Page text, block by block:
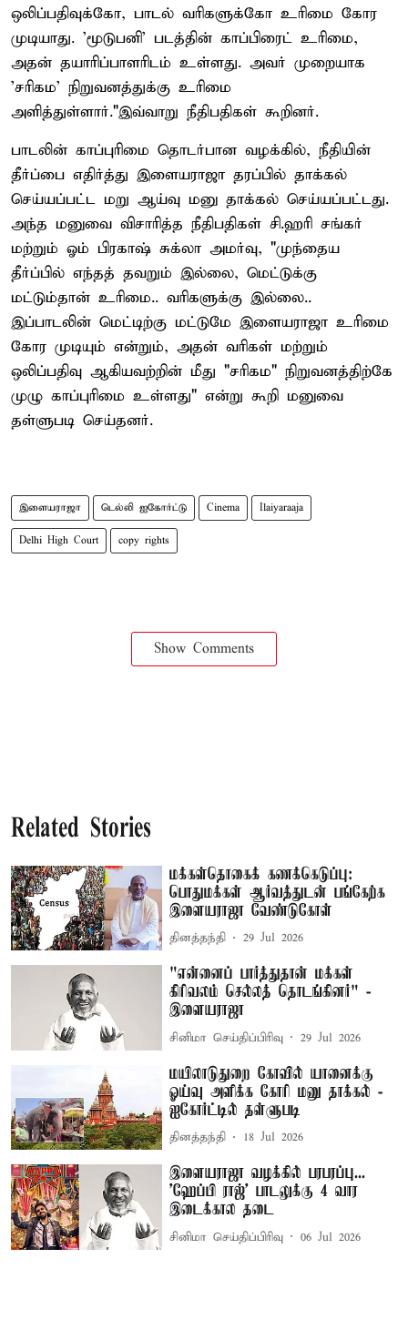
ஒலிப்பதிவுக்கோ, பாடல் வரிகளுக்கோ உரிமை கோர
முடியாது. 'மூடுபனி' படத்தின் காப்பிரைட் உரிமை,
அதன் தயாரிப்பாளரிடம் உள்ளது. அவர் முறையாக
'சரிகம' நிறுவனத்துக்கு உரிமை
அளித்துள்ளார்."இவ்வாறு நீதிபதிகள் கூறினர்.
பாடலின் காப்புரிமை தொடர்பான வழக்கில், நீதியின்
தீர்ப்பை எதிர்த்து இளையராஜா தரப்பில் தாக்கல்
செய்யப்பட்ட மறு ஆய்வு மனு தாக்கல் செய்யப்பட்டது.
அந்த மனுவை விசாரித்த நீதிபதிகள் சி.ஹரி சங்கர்
மற்றும் ஓம் பிரகாஷ் சுக்லா அமர்வு, "முந்தைய
தீர்ப்பில் எந்தத் தவறும் இல்லை, மெட்டுக்கு
மட்டும்தான் உரிமை.. வரிகளுக்கு இல்லை..
இப்பாடலின் மெட்டிற்கு மட்டுமே இளையராஜா உரிமை
கோர முடியும் என்றும், அதன் வரிகள் மற்றும்
ஒலிப்பதிவு ஆகியவற்றின் மீது "சரிகம" நிறுவனத்திற்கே
முழு காப்புரிமை உள்ளது" என்று கூறி மனுவை
தள்ளுபடி செய்தனர்.
இளையராஜா டெல்லி ஐகோர்ட்டு Cinema Ilaiyaraaja
Delhi High Court copy rights
Show Comments
Related Stories
மக்கள்தொகைக் கணக்கெடுப்பு:
பொதுமக்கள் ஆர்வத்துடன் பங்கேற்க
இளையராஜா வேண்டுகோள்
தினத்தந்தி 29 Jul 2026
"என்னைப் பார்த்துதான் மக்கள்
கிரிவலம் செல்லத் தொடங்கினர்" -
இளையராஜா
சினிமா செய்திப்பிரிவு 29 Jul 2026
மயிலாடுதுறை கோவில் யானைக்கு
ஓய்வு அளிக்க கோரி மனு தாக்கல் -
ஐகோர்ட்டில் தள்ளுபடி
தினத்தந்தி 18 Jul 2026
இளையராஜா வழக்கில் பரபரப்பு...
'ஹேப்பி ராஜ்' பாடலுக்கு 4 வார
இடைக்கால தடை
சினிமா செய்திப்பிரிவு 06 Jul 2026